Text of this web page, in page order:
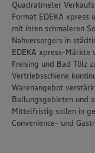
Quadratmeter
Format EDEKA xpress
mit ihren schmaleren
Nahversorgers in
EDEKA xpress-Märkte
Freising und Bad Tölz
Vertriebsschiene
Warenangebot
Ballungsgebieten und
Mittelfristig sollen in
Convenience- und